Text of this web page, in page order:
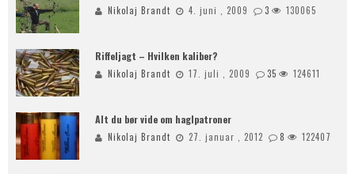
Nikolaj Brandt 4. juni , 2009 3 130065
Riffeljagt – Hvilken kaliber?
Nikolaj Brandt 17. juli , 2009 35 124611
Alt du bør vide om haglpatroner
Nikolaj Brandt 27. januar , 2012 8 122407